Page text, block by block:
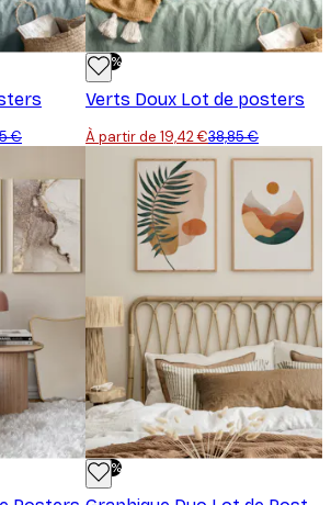
€
-50%
Verts Doux Lot de posters
À partir de 19,42 €38,85 €
-50%